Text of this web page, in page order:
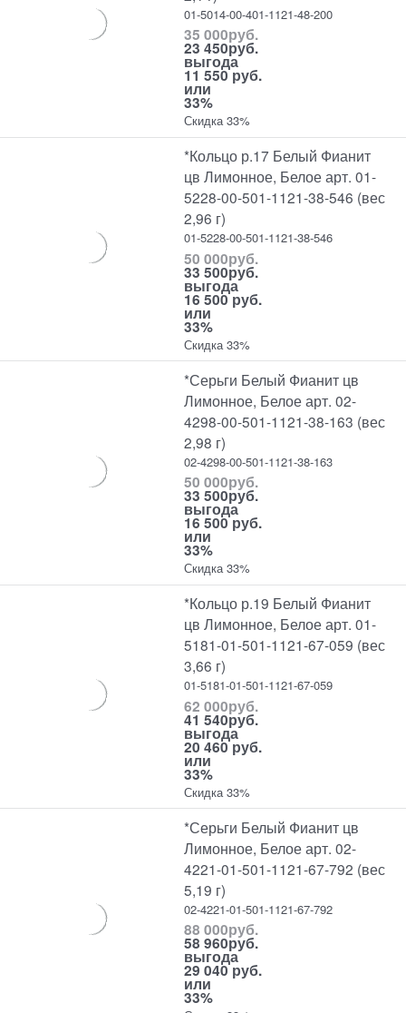
01-5014-00-401-1121-48-200
35 000руб.
23 450руб.
выгода
11 550 руб.
или
33%
Скидка 33%
*Кольцо р.17 Белый Фианит
цв Лимонное, Белое арт. 01-
5228-00-501-1121-38-546 (вес
2,96 г)
01-5228-00-501-1121-38-546
50 000руб.
33 500руб.
выгода
16 500 руб.
или
33%
Скидка 33%
*Серьги Белый Фианит цв
Лимонное, Белое арт. 02-
4298-00-501-1121-38-163 (вес
2,98 г)
02-4298-00-501-1121-38-163
50 000руб.
33 500руб.
выгода
16 500 руб.
или
33%
Скидка 33%
*Кольцо р.19 Белый Фианит
цв Лимонное, Белое арт. 01-
5181-01-501-1121-67-059 (вес
3,66 г)
01-5181-01-501-1121-67-059
62 000руб.
41 540руб.
выгода
20 460 руб.
или
33%
Скидка 33%
*Серьги Белый Фианит цв
Лимонное, Белое арт. 02-
4221-01-501-1121-67-792 (вес
5,19 г)
02-4221-01-501-1121-67-792
88 000руб.
58 960руб.
выгода
29 040 руб.
или
33%